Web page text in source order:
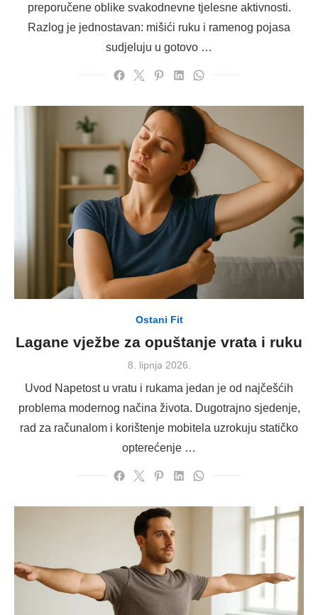
preporučene oblike svakodnevne tjelesne aktivnosti.
Razlog je jednostavan: mišići ruku i ramenog pojasa
sudjeluju u gotovo …
Ostani Fit
Lagane vježbe za opuštanje vrata i ruku
Posted
8. lipnja 2026.
Uvod Napetost u vratu i rukama jedan je od najčešćih
problema modernog načina života. Dugotrajno sjedenje,
rad za računalom i korištenje mobitela uzrokuju statičko
opterećenje …